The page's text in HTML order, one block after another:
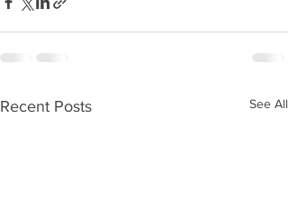
Recent Posts See All